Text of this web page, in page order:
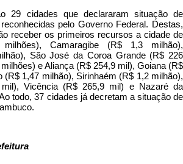
29 cidades que declararam situação de
pelo Governo Federal. Destas,
receber os primeiros recursos a cidade de
Camaragibe (R$ 1,3 milhão),
São José da Coroa Grande (R$ 226
e Aliança (R$ 254,9 mil), Goiana (R$
(R$ 1,47 milhão), Sirinhaém (R$ 1,2 milhão),
Vicência (R$ 265,9 mil) e Nazaré da
todo, 37 cidades já decretam a situação de